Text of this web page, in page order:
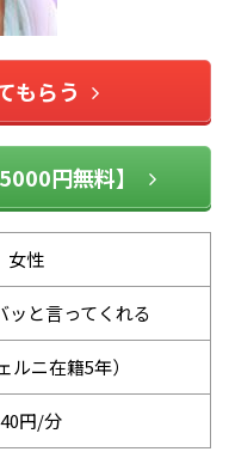
もらう
円無料】
女性
ッと言ってくれる
ルニ在籍5年）
円/分